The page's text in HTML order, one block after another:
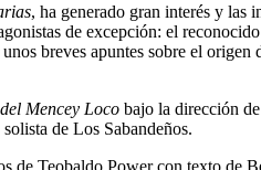
, ha generado gran interés y las
de excepción: el
breves apuntes sobre el origen
Mencey Loco bajo la dirección
de Los Sabandeños.
Teobaldo Power con texto de